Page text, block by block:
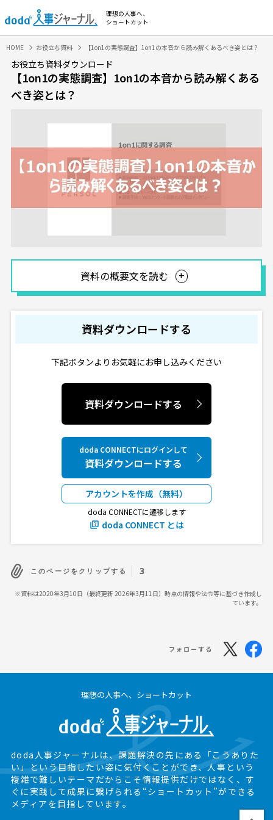
理想の人事へ、
ショートカット
HOME お役立ち資料 【1on1の実態調査】1on1の本音から読み解くあるべき姿とは？
お役立ち資料ダウンロード
【1on1の実態調査】1on1の本音から読み解くある
べき姿とは？
資料の概要文を読む
資料ダウンロードする
下記ボタンよりお気軽にお申し込みください
資料ダウンロードする
doda CONNECTにログインして
資料ダウンロードする
アカウントを作成（無料）
doda CONNECTに遷移します
doda CONNECT とは
このページをクリップする 3
※資料は2020年3月10日（最終更新 2026年3月11日）時点の情報や法令等に基づき作成し
ています。
フォローする
理想の人事へ、ショートカット
doda人事ジャーナルは、課題解決の先にある
「こうありた
い」という目指したい姿に気付くことができ、人事という
複雑で難しいテーマだからこそ情報提供だけではなく、 す
ぐに実践して成果に繋げられる“ショートカット”ができる
メディアを目指しています。